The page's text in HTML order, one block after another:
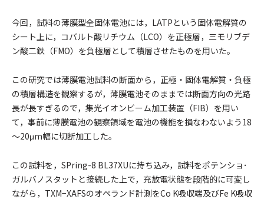
今回，試料の薄膜型全固体電池には，LATPという固体電解質の
シート上に，コバルト酸リチウム（LCO）を正極層，三モリブデ
ン酸二鉄（FMO）を負極層として積層させたものを用いた。
この研究では薄膜電池試料の断面から，正極・固体電解質・負極
の積層構造を観察するが，薄膜電池そのままでは断面方向の光路
長が長すぎるので，集光イオンビーム加工装置（FIB）を用い
て，事前に薄膜電池の観察領域を電池の機能を損なわないよう18
～20μm幅に切断加工した。
この試料を，SPring-8 BL37XUに持ち込み，試料をポテンショ･
ガルバノスタットと接続した上で，充放電状態を段階的に可変し
ながら，TXM−XAFSのオペランド計測をCo K吸収端及びFe K吸収